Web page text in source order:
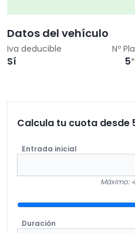
[PCF]
Paquete de
con asistente de
20, neumáticos 265/40
de memoria
[9ZE]
Datos del vehículo
Iva deducible
Sí
Nº
5*
Calcula tu cuota desde
Entrada inicial
Máximo:
Duración